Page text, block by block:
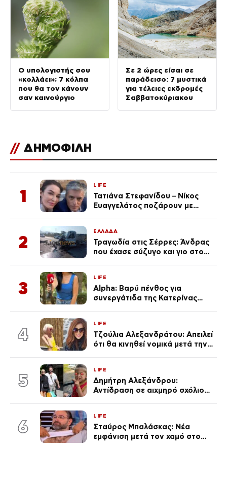
Ο υπολογιστής σου
«κολλάει»; 7 κόλπα
που θα τον κάνουν
σαν καινούργιο
Σε 2 ώρες είσαι σε
παράδεισο: 7 μυστικά
για τέλειες εκδρομές
Σαββατοκύριακου
// ΔΗΜΟΦΙΛΗ
1
LIFE
Τατιάνα Στεφανίδου – Νίκος
Ευαγγελάτος ποζάρουν με
2
ΕΛΛΑΔΑ
Τραγωδία στις Σέρρες: Άνδρας
που έχασε σύζυγο και γιο στο
3
LIFE
Alpha: Βαρύ πένθος για
συνεργάτιδα της Κατερίνας
του Θεού»
4
LIFE
Τζούλια Αλεξανδράτου: Απειλεί
ότι θα κινηθεί νομικά μετά την
5
LIFE
Δημήτρη Αλεξάνδρου:
Αντίδραση σε αιχμηρό σχόλιο
6
LIFE
Σταύρος Μπαλάσκας: Νέα
εμφάνιση μετά τον χαμό στο